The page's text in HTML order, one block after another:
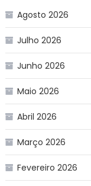
Agosto 2026
Julho 2026
Junho 2026
Maio 2026
Abril 2026
Março 2026
Fevereiro 2026